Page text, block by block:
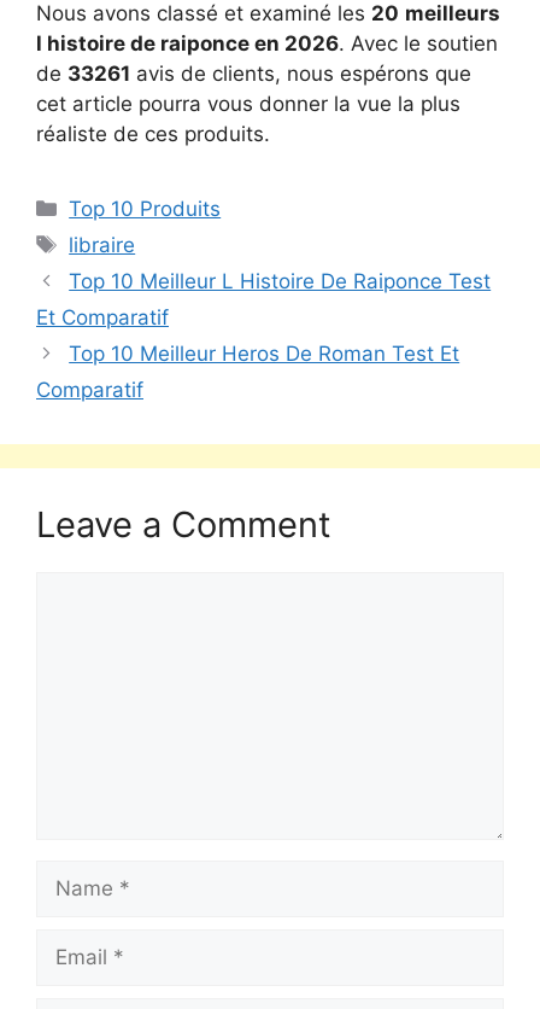
Nous avons classé et examiné les 20 meilleurs
l histoire de raiponce en 2026. Avec le soutien
de 33261 avis de clients, nous espérons que
cet article pourra vous donner la vue la plus
réaliste de ces produits.
Top 10 Produits
libraire
Top 10 Meilleur L Histoire De Raiponce Test
Et Comparatif
Top 10 Meilleur Heros De Roman Test Et
Comparatif
Leave a Comment